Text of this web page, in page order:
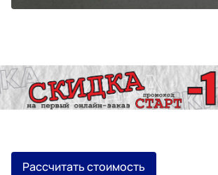
Рассчитать стоимость